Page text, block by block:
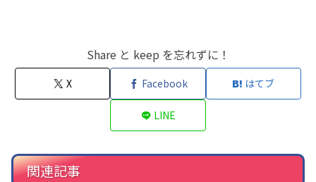
Share と keep を忘れずに！
X Facebook はてブ
LINE
関連記事